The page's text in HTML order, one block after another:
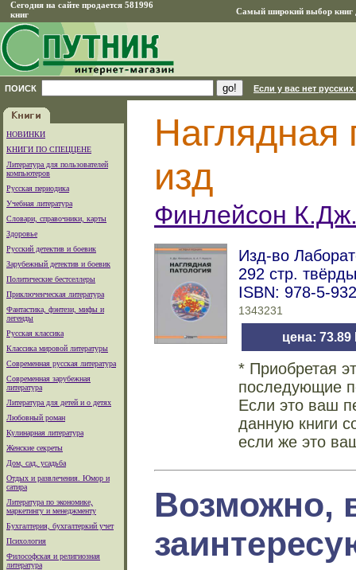
Сегодня на сайте продается 581996
книг
Самый широкий выбор книг
ПОИСК Если у вас нет
НОВИНКИ
КНИГИ ПО СПЕЦЦЕНЕ
Литература для пользователей
компьютеров
Русская периодика
Учебная литература
Словари, справочники, карты
Здоровье
Русский детектив и боевик
Зарубежный детектив и боевик
Политические бестселлеры
Приключенческая литература
Фантастика, фэнтези, мифы и
легенды
Русская классика
Классика мировой литературы
Современная русская литература
Современная зарубежная
литература
Литература для детей и о детях
Любовный роман
Кулинарная литература
Женские секреты
Дом, сад, усадьба
Отдых и развлечения. Юмор и
сатира
Литература по экономике,
маркетингу и менеджменту
Бухгалтерия, бухгалтеркий учет
Психология
Философская и религиозная
литература
Наглядная
изд
Финлейсон
Изд-во
292 стр.
ISBN: 978-5-
1343231
цена: 73.89
* Приобретая
последующие
Если это ваш
данную книги
если же это
Возможно,